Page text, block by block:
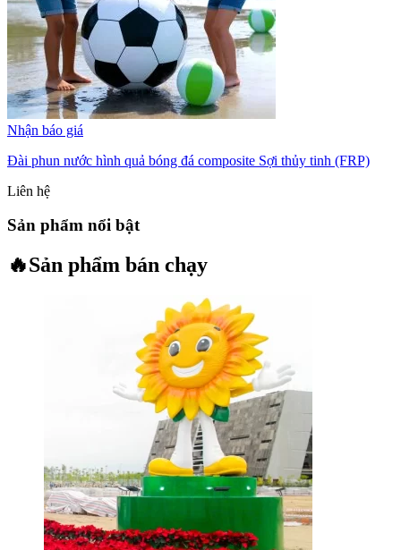
Nhận báo giá
Đài phun nước hình quả bóng đá composite Sợi thủy tinh (FRP)
Liên hệ
Sản phẩm nổi bật
🔥Sản phẩm bán chạy